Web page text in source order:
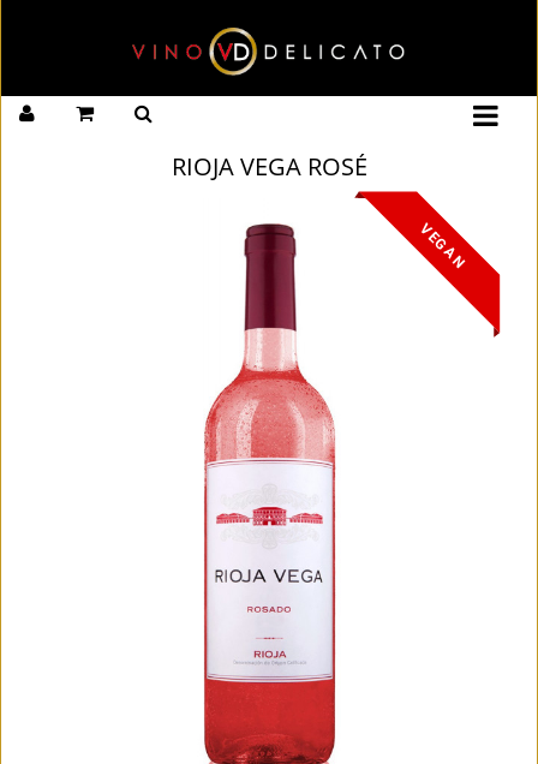
RIOJA VEGA ROSÉ
VEGAN